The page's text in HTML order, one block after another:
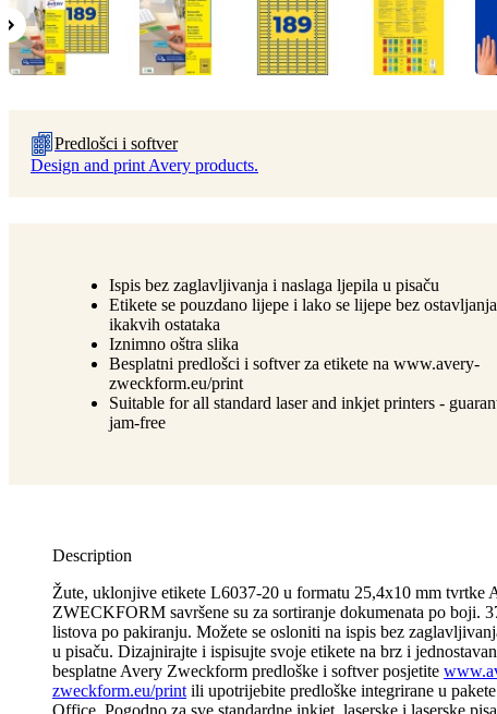
Predlošci i softver
Design and print Avery products.
Ispis bez zaglavljivanja i naslaga ljepila u pisaču
Etikete se pouzdano lijepe i lako se lijepe bez ostavljanja
ikakvih ostataka
Iznimno oštra slika
Besplatni predlošci i softver za etikete na www.avery-
zweckform.eu/print
Suitable for all standard laser and inkjet printers -
jam-free
Description
Žute, uklonjive etikete L6037-20 u formatu 25,4x10 mm tvrtke
ZWECKFORM savršene su za sortiranje dokumenata po boji.
listova po pakiranju. Možete se osloniti na ispis bez
u pisaču. Dizajnirajte i ispisujte svoje etikete na brz i
besplatne Avery Zweckform predloške i softver posjetite
zweckform.eu/print ili upotrijebite predloške integrirane u
Office. Pogodno za sve standardne inkjet, laserske i laserske